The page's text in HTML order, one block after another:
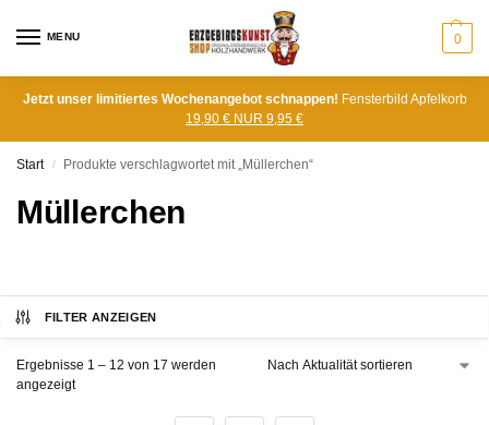
MENU 0
Jetzt unser limitiertes Wochenangebot schnappen! Fensterbild Apfelkorb
19,90 € NUR 9,95 €
Start / Produkte verschlagwortet mit „Müllerchen“
Müllerchen
FILTER ANZEIGEN
Ergebnisse 1 – 12 von 17 werden
angezeigt